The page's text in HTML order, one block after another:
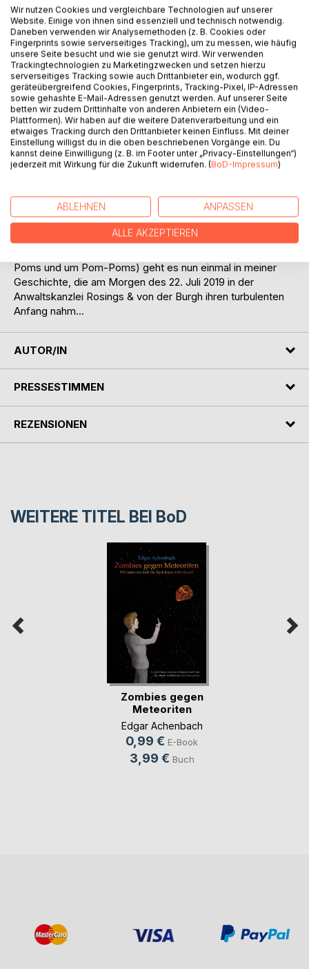
Auf die Merkliste
Titel bewerten
BESCHREIBUNG
Cheerleaderin, die im Besitz von zwei schönen Pom-Poms
ist, sich über etwas nette Beachtung freut. Und es ist
ebenso wahr, dass Ihr diesen Satz jetzt so oder so lesen
könnt. Was ja auch okay ist. Vollkommen okay. Ganz
Poms und um Pom-Poms) geht es nun einmal in meiner
Geschichte, die am Morgen des 22. Juli 2019 in der
Anwaltskanzlei Rosings & von der Burgh ihren turbulenten
Anfang nahm...
AUTOR/IN
PRESSESTIMMEN
REZENSIONEN
WEITERE TITEL BEI BoD
Zombies gegen
Meteoriten
Edgar Achenbach
0,99 € E-Book
3,99 € Buch
Wir nutzen Cookies und vergleichbare Technologien auf unserer
Website. Einige von ihnen sind essenziell und technisch notwendig.
Daneben verwenden wir Analysemethoden (z. B. Cookies oder
Fingerprints sowie serverseitiges Tracking), um zu messen, wie häufig
unsere Seite besucht und wie sie genutzt wird. Wir verwenden
Trackingtechnologien zu Marketingzwecken und setzen hierzu
serverseitiges Tracking sowie auch Drittanbieter ein, wodurch ggf.
geräteübergreifend Cookies, Fingerprints, Tracking-Pixel, IP-Adressen
sowie gehashte E-Mail-Adressen genutzt werden. Auf unserer Seite
betten wir zudem Drittinhalte von anderen Anbietern ein (Video-
Plattformen). Wir haben auf die weitere Datenverarbeitung und ein
etwaiges Tracking durch den Drittanbieter keinen Einfluss. Mit deiner
Einstellung willigst du in die oben beschriebenen Vorgänge ein. Du
kannst deine Einwilligung (z. B. im Footer unter „Privacy-Einstellungen“)
jederzeit mit Wirkung für die Zukunft widerrufen. (BoD-Impressum)
ABLEHNEN ANPASSEN
ALLE AKZEPTIEREN